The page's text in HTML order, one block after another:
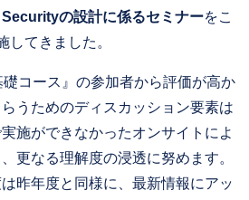
の設計に係るセミナーをこ
してきました。
コース』の参加者から評価が高か
うためのディスカッション要素は
施ができなかったオンサイトによ
更なる理解度の浸透に努めます。
昨年度と同様に、最新情報にアッ